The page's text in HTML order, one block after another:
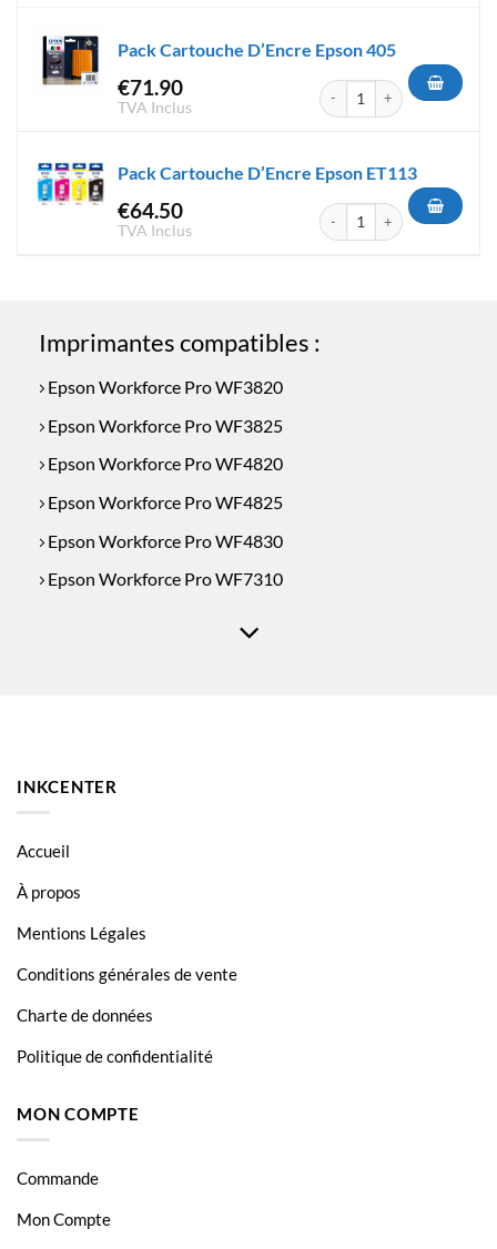
Pack Cartouche D’Encre Epson 405
€71.90
TVA Inclus
quantité de Pack Cartouche
Pack Cartouche D’Encre Epson ET113
€64.50
TVA Inclus
quantité de Pack Cartouche
Imprimantes compatibles :
Epson Workforce Pro WF3820
Epson Workforce Pro WF3825
Epson Workforce Pro WF4820
Epson Workforce Pro WF4825
Epson Workforce Pro WF4830
Epson Workforce Pro WF7310
INKCENTER
Accueil
À propos
Mentions Légales
Conditions générales de vente
Charte de données
Politique de confidentialité
MON COMPTE
Commande
Mon Compte